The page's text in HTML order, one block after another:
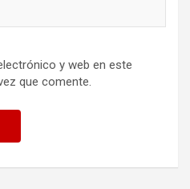
y web en este
que comente.